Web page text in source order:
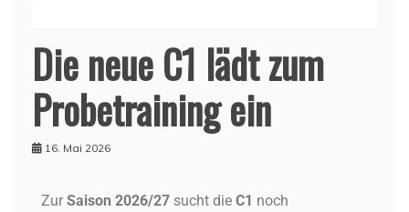
Die neue C1 lädt zum
Probetraining ein
16. Mai 2026
Zur Saison 2026/27 sucht die C1 noch